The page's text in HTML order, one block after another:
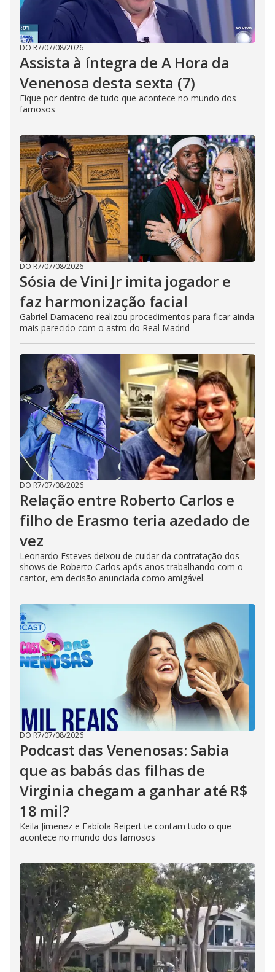
DO R7/07/08/2026
Assista à íntegra de A Hora da
Venenosa desta sexta (7)
Fique por dentro de tudo que acontece no mundo dos
famosos
DO R7/07/08/2026
Sósia de Vini Jr imita jogador e
faz harmonização facial
Gabriel Damaceno realizou procedimentos para ficar ainda
mais parecido com o astro do Real Madrid
DO R7/07/08/2026
Relação entre Roberto Carlos e
filho de Erasmo teria azedado de
vez
Leonardo Esteves deixou de cuidar da contratação dos
shows de Roberto Carlos após anos trabalhando com o
cantor, em decisão anunciada como amigável.
DO R7/07/08/2026
Podcast das Venenosas: Sabia
que as babás das filhas de
Virginia chegam a ganhar até R$
18 mil?
Keila Jimenez e Fabíola Reipert te contam tudo o que
acontece no mundo dos famosos